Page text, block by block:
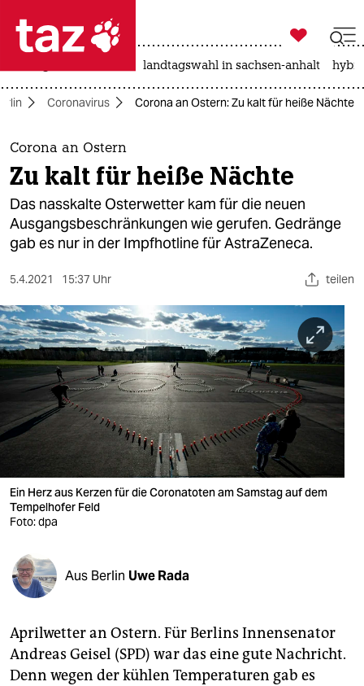
 taz zahl ich
taz zahl ich
themen
politik
öko
gesellschaft
sport
berlin
nord
wahrheit
verlag
verlag
shop
fragen & hilfe
unterstützen
abo

taz zahl ich
landtagswahl in sachsen-anhalt
Coronavirus Corona an Ostern: Zu kalt für heiße Nächte
Corona an Ostern
Zu kalt für heiße Nächte
Das nasskalte Osterwetter kam für die neuen
Ausgangsbeschränkungen wie gerufen. Gedränge
gab es nur in der Impfhotline für AstraZeneca.
5.4.2021 15:37 Uhr teilen
Ein Herz aus Kerzen für die Coronatoten am Samstag auf dem
Tempelhofer Feld
Foto: dpa
Aus Berlin Uwe Rada
Aprilwetter an Ostern. Für Berlins Innensenator
Andreas Geisel (SPD) war das eine gute Nachricht.
Denn wegen der kühlen Temperaturen gab es